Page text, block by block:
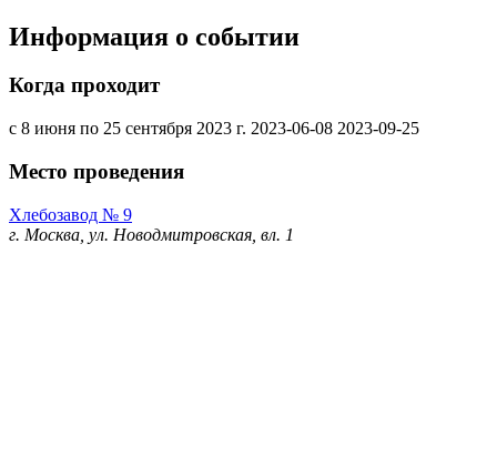
Информация о событии
Когда проходит
с 8 июня по 25 сентября 2023 г. 2023-06-08 2023-09-25
Место проведения
Хлебозавод № 9
г. Москва, ул. Новодмитровская, вл. 1